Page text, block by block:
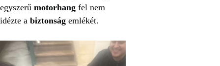
egyszerű motorhang fel nem
idézte a biztonság emlékét.